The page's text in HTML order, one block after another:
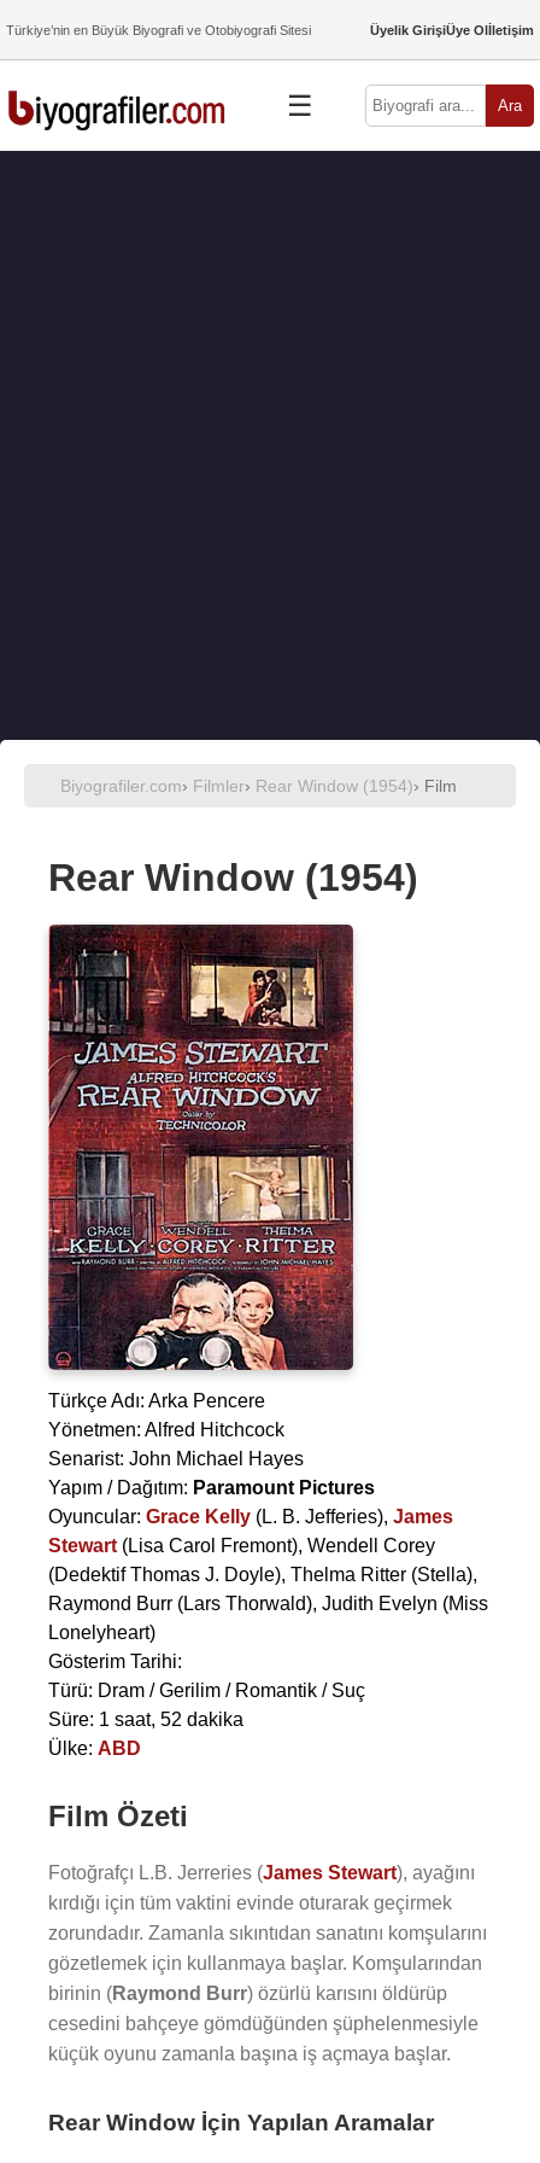
Türkiye’nin en Büyük Biyografi ve Otobiyografi Sitesi Üyelik GirişiÜye Olİletişim
☰ Ara
Biyografiler.com› Filmler› Rear Window (1954)› Film
Rear Window (1954)
Türkçe Adı: Arka Pencere
Yönetmen: Alfred Hitchcock
Senarist: John Michael Hayes
Yapım / Dağıtım: Paramount Pictures
Oyuncular: Grace Kelly (L. B. Jefferies), James
Stewart (Lisa Carol Fremont), Wendell Corey
(Dedektif Thomas J. Doyle), Thelma Ritter (Stella),
Raymond Burr (Lars Thorwald), Judith Evelyn (Miss
Lonelyheart)
Gösterim Tarihi:
Türü: Dram / Gerilim / Romantik / Suç
Süre: 1 saat, 52 dakika
Ülke: ABD
Film Özeti
Fotoğrafçı L.B. Jerreries (James Stewart), ayağını
kırdığı için tüm vaktini evinde oturarak geçirmek
zorundadır. Zamanla sıkıntıdan sanatını komşularını
gözetlemek için kullanmaya başlar. Komşularından
birinin (Raymond Burr) özürlü karısını öldürüp
cesedini bahçeye gömdüğünden şüphelenmesiyle
küçük oyunu zamanla başına iş açmaya başlar.
Rear Window İçin Yapılan Aramalar